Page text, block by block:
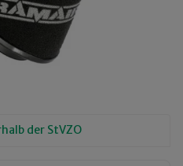
der StVZO